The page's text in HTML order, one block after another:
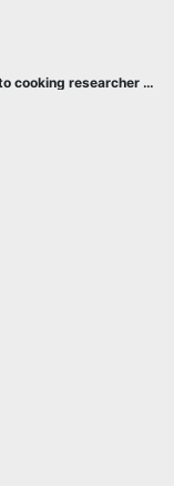
cooking researcher /